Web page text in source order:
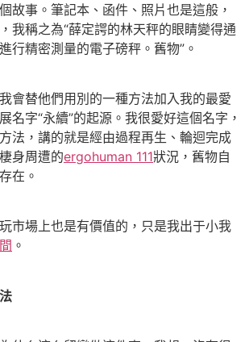
故事。筆記本、函件、照片也是這般，
我稱之為“薛定諤的林天秤的眼睛變得通
行精密測量的電子磅秤。舊物”。
替他們用別的一種方法加入我的最愛
名字“永續”的起源。我很愛好這個名字，
法，講的就是經由過程再生、輪迴完成
身周遭的ergohuman 111狀況，舊物自
在。
場上也是有價值的，只是我出于小我
。